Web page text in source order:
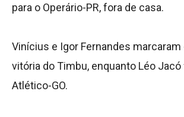
para o Operário-PR, fora de casa.
Vinícius e Igor Fernandes marcaram
vitória do Timbu, enquanto Léo
Atlético-GO.